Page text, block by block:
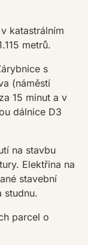
katastrálním
metrů.
s
(náměstí
15 minut a v
dálnice D3
na stavbu
Elektřina na
stavební
studnu.
parcel o